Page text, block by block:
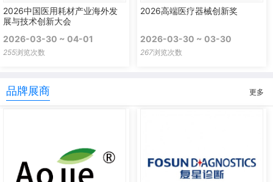
2026中国医用耗材产业海外发
展与技术创新大会
2026-03-30 ~ 04-01
255浏览次数
2026高端医疗器械创新奖
2026-03-30 ~ 03-30
267浏览次数
品牌展商 更多